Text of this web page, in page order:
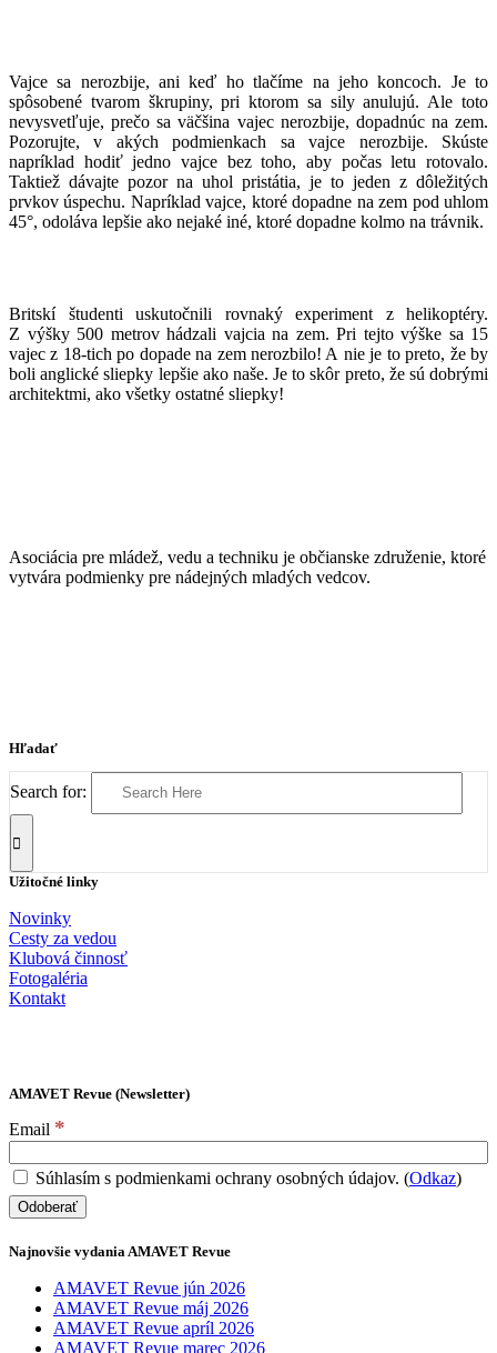
Vajce sa nerozbije, ani keď ho tlačíme na jeho koncoch. Je to
spôsobené tvarom škrupiny, pri ktorom sa sily anulujú. Ale toto
nevysvetľuje, prečo sa väčšina vajec nerozbije, dopadnúc na zem.
Pozorujte, v akých podmienkach sa vajce nerozbije. Skúste
napríklad hodiť jedno vajce bez toho, aby počas letu rotovalo.
Taktiež dávajte pozor na uhol pristátia, je to jeden z dôležitých
prvkov úspechu. Napríklad vajce, ktoré dopadne na zem pod uhlom
45°, odoláva lepšie ako nejaké iné, ktoré dopadne kolmo na trávnik.
Britskí študenti uskutočnili rovnaký experiment z helikoptéry.
Z výšky 500 metrov hádzali vajcia na zem. Pri tejto výške sa 15
vajec z 18-tich po dopade na zem nerozbilo! A nie je to preto, že by
boli anglické sliepky lepšie ako naše. Je to skôr preto, že sú dobrými
architektmi, ako všetky ostatné sliepky!
Asociácia pre mládež, vedu a techniku je občianske združenie, ktoré
vytvára podmienky pre nádejných mladých vedcov.
Hľadať
Search for:
Užitočné linky
Novinky
Cesty za vedou
Klubová činnosť
Fotogaléria
Kontakt
AMAVET Revue (Newsletter)
Email *
Súhlasím s podmienkami ochrany osobných údajov. (Odkaz)
Najnovšie vydania AMAVET Revue
AMAVET Revue jún 2026
AMAVET Revue máj 2026
AMAVET Revue apríl 2026
AMAVET Revue marec 2026